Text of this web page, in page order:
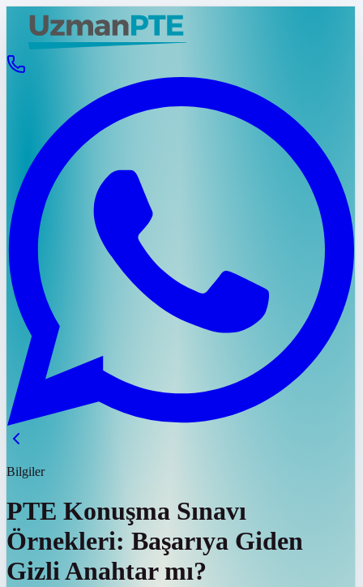
Bilgiler
PTE Konuşma Sınavı
Örnekleri: Başarıya Giden
Gizli Anahtar mı?